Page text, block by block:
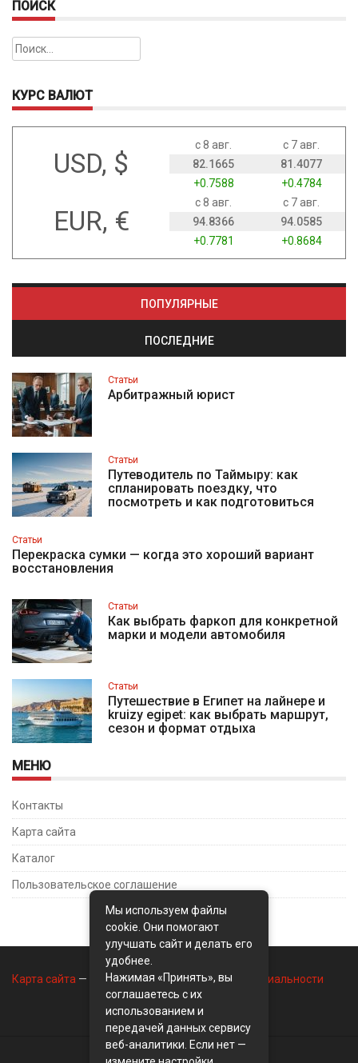
ПОИСК
Найти:
КУРС ВАЛЮТ
USD, $
с 8 авг.
с 7 авг.
82.1665
81.4077
+0.7588
+0.4784
EUR, €
с 8 авг.
с 7 авг.
94.8366
94.0585
+0.7781
+0.8684
ПОПУЛЯРНЫЕ
ПОСЛЕДНИЕ
Статьи
Арбитражный юрист
Статьи
Путеводитель по Таймыру: как
спланировать поездку, что
посмотреть и как подготовиться
Статьи
Перекраска сумки — когда это хороший вариант
восстановления
Статьи
Как выбрать фаркоп для конкретной
марки и модели автомобиля
Статьи
Путешествие в Египет на лайнере и
kruizy egipet: как выбрать маршрут,
сезон и формат отдыха
МЕНЮ
Контакты
Карта сайта
Каталог
Пользовательское соглашение
Карта сайта — Контакты— Политика конфиденциальности
Мы используем файлы
cookie. Они помогают
улучшать сайт и делать его
удобнее.
Нажимая «Принять», вы
соглашаетесь с их
использованием и
передачей данных сервису
веб-аналитики. Если нет —